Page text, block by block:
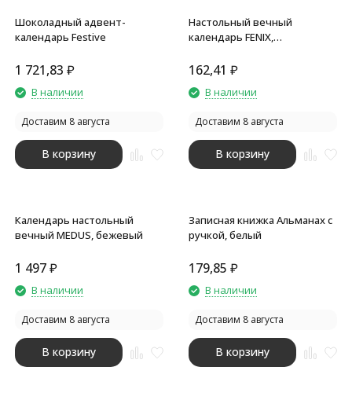
Шоколадный адвент-
календарь Festive
1 721,83 ₽
В наличии
Доставим 8 августа
В корзину
Настольный вечный
календарь FENIX,
162,41 ₽
В наличии
Доставим 8 августа
В корзину
Календарь настольный
вечный MEDUS, бежевый
1 497₽
В наличии
Доставим 8 августа
В корзину
Записная книжка Альманах с
ручкой, белый
179,85 ₽
В наличии
Доставим 8 августа
В корзину